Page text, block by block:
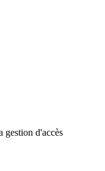
gestion d'accès